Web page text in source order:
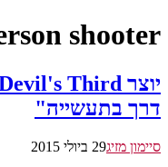
shooter
דרך בתעשייה"
סיימון מזיג29 ביולי 2015